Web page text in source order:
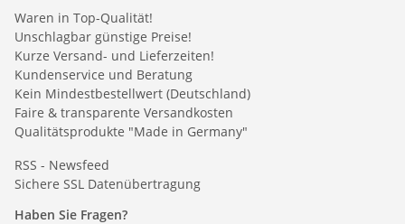
Waren in Top-Qualität!
Unschlagbar günstige Preise!
Kurze Versand- und Lieferzeiten!
Kundenservice und Beratung
Kein Mindestbestellwert (Deutschland)
Faire & transparente Versandkosten
Qualitätsprodukte "Made in Germany"
RSS - Newsfeed
Sichere SSL Datenübertragung
Haben Sie Fragen?